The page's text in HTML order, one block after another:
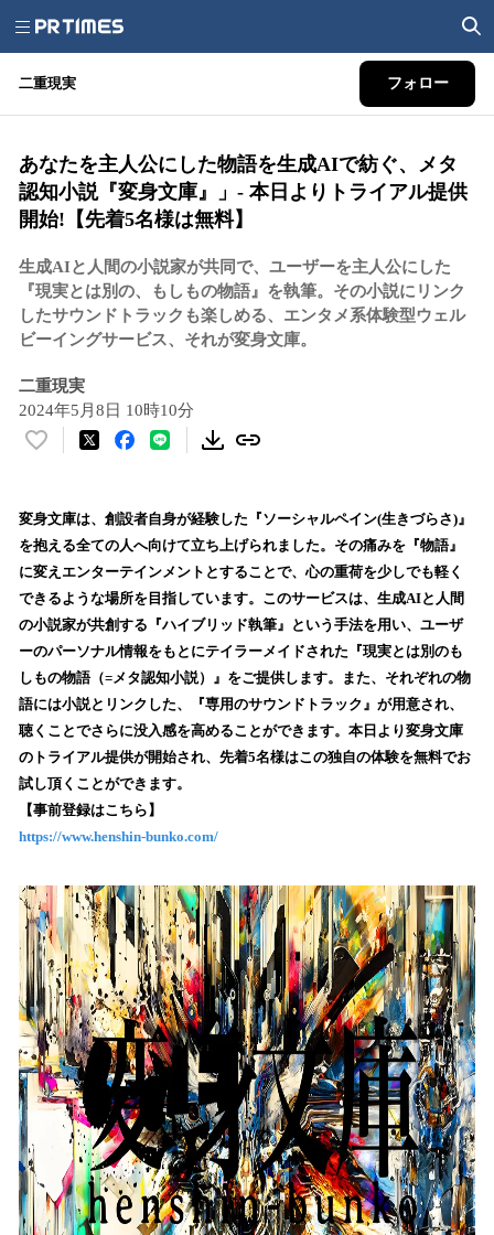
二重現実 フォロー
あなたを主人公にした物語を生成AIで紡ぐ、メタ
認知小説『変身文庫』」- 本日よりトライアル提供
開始!【先着5名様は無料】
生成AIと人間の小説家が共同で、ユーザーを主人公にした
『現実とは別の、もしもの物語』を執筆。その小説にリンク
したサウンドトラックも楽しめる、エンタメ系体験型ウェル
ビーイングサービス、それが変身文庫。
二重現実
2024年5月8日 10時10分
い
！
数
を
読
み
込
み
中
で
す
変身文庫は、創設者自身が経験した『ソーシャルペイン(生きづらさ)』
を抱える全ての人へ向けて立ち上げられました。その痛みを『物語』
に変えエンターテインメントとすることで、心の重荷を少しでも軽く
できるような場所を目指しています。このサービスは、生成AIと人間
の小説家が共創する『ハイブリッド執筆』という手法を用い、ユーザ
ーのパーソナル情報をもとにテイラーメイドされた『現実とは別のも
しもの物語（=メタ認知小説）』をご提供します。また、それぞれの物
語には小説とリンクした、『専用のサウンドトラック』が用意され、
聴くことでさらに没入感を高めることができます。本日より変身文庫
のトライアル提供が開始され、先着5名様はこの独自の体験を無料でお
試し頂くことができます。
【事前登録はこちら】
https://www.henshin-bunko.com/